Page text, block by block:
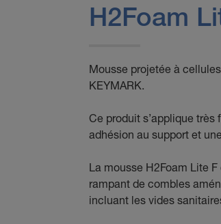
H2Foam
Mousse projetée à
KEYMARK.
Ce produit s’applique
adhésion au support et
La mousse H2Foam Lite F
rampant de combles
incluant les vides